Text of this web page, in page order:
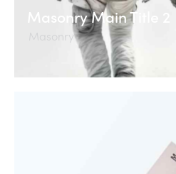
Masonry Main Title 2
Masonry